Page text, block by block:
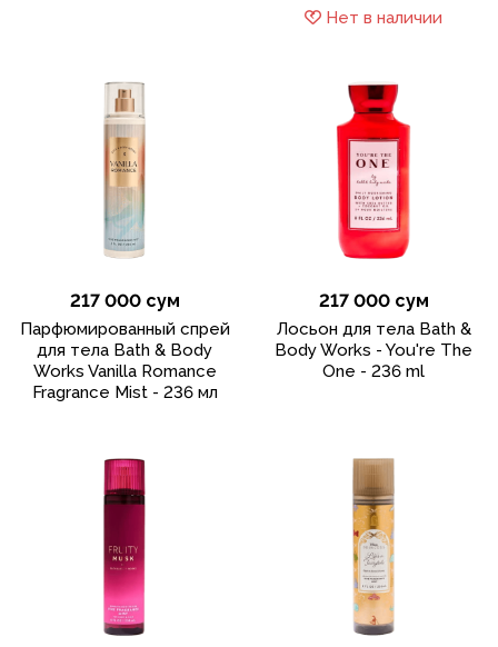
Нет в наличии
217 000 сум
Парфюмированный спрей
для тела Bath & Body
Works Vanilla Romance
Fragrance Mist - 236 мл
217 000 сум
Лосьон для тела Bath &
Body Works - You're The
One - 236 ml